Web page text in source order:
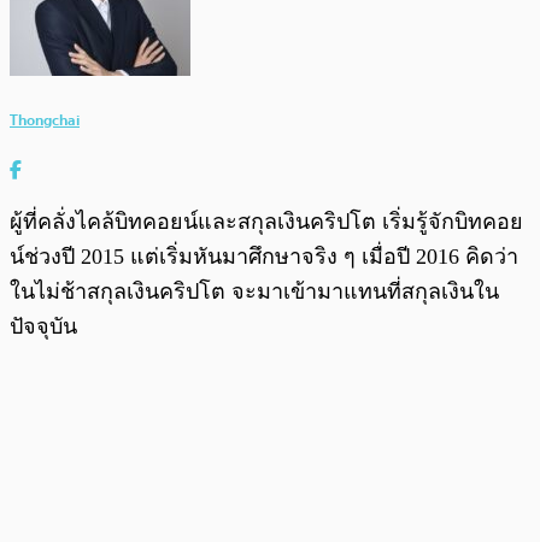
Thongchai
ผู้ที่คลั่งไคล้บิทคอยน์และสกุลเงินคริปโต เริ่มรู้จักบิทคอย
น์ช่วงปี 2015 แต่เริ่มหันมาศึกษาจริง ๆ เมื่อปี 2016 คิดว่า
ในไม่ช้าสกุลเงินคริปโต จะมาเข้ามาแทนที่สกุลเงินใน
ปัจจุบัน